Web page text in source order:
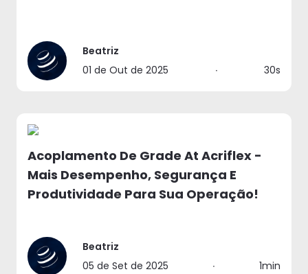
Beatriz
01 de Out de 2025
∙ 30s
Acoplamento De Grade At Acriflex -
Mais Desempenho, Segurança E
Produtividade Para Sua Operação!
Beatriz
05 de Set de 2025
∙ 1min